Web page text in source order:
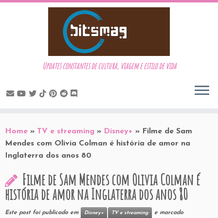
to
content
Updates constantes de cultura, viagem e estilo de vida
Home » TV e streaming » Disney+ » Filme de Sam
Mendes com Olivia Colman é história de amor na
Inglaterra dos anos 80
Filme de Sam Mendes com Olivia Colman é
história de amor na Inglaterra dos anos 80
Este post foi publicado em Disney+ TV e streaming e marcado